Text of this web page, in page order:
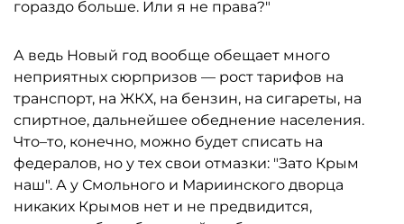
гораздо больше. Или я не права?"
А ведь Новый год вообще обещает много
неприятных сюрпризов — рост тарифов на
транспорт, на ЖКХ, на бензин, на сигареты, на
спиртное, дальнейшее обеднение населения.
Что–то, конечно, можно будет списать на
федералов, но у тех свои отмазки: "Зато Крым
наш". А у Смольного и Мариинского дворца
никаких Крымов нет и не предвидится,